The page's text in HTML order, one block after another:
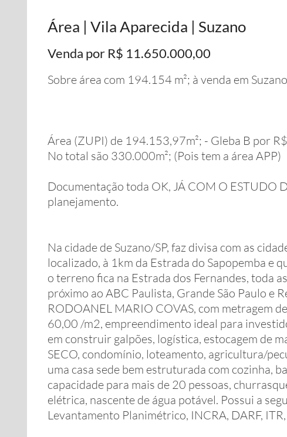
Área | Vila Aparecida | Suzano
Venda por R$ 11.650.000,00
Sobre área com 194.154 m²; à venda em
Área (ZUPI) de 194.153,97m²; - Gleba B por
No total são 330.000m²; (Pois tem a área APP)
Documentação toda OK, JÁ COM O ESTUDO
planejamento.
Na cidade de Suzano/SP, faz divisa com as
localizado, à 1km da Estrada do Sapopemba e
o terreno fica na Estrada dos Fernandes, toda
próximo ao ABC Paulista, Grande São Paulo e
RODOANEL MARIO COVAS, com metragem
60,00 /m2, empreendimento ideal para
em construir galpões, logística, estocagem de
SECO, condomínio, loteamento, agricultura/
uma casa sede bem estruturada com cozinha,
capacidade para mais de 20 pessoas,
elétrica, nascente de água potável. Possui a
Levantamento Planimétrico, INCRA, DARF,